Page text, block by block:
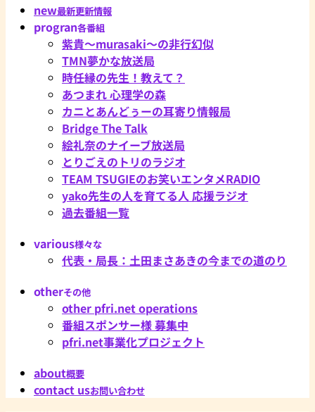
new最新更新情報
progran各番組
紫貴～murasaki～の非行幻似
TMN夢かな放送局
時任縁の先生！教えて？
あつまれ 心理学の森
カニとあんどぅーの耳寄り情報局
Bridge The Talk
絵礼奈のナイーブ放送局
とりごえのトリのラジオ
TEAM TSUGIEのお笑いエンタメRADIO
yako先生の人を育てる人 応援ラジオ
過去番組一覧
various様々な
代表・局長：土田まさあきの今までの道のり
otherその他
other pfri.net operations
番組スポンサー様 募集中
pfri.net事業化プロジェクト
about概要
contact usお問い合わせ